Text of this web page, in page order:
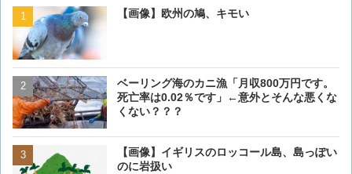
【画像】欧州の鳩、キモい
ベーリング海のカニ漁「月収800万円です。
死亡率は0.02％です」←意外とそんな悪くな
くない？？？
【画像】イギリスのロッコール島、島っぽい
のに岩扱い
【画像】欧州の鳩、キモい
【閲覧注意・画像】毛を剃
ぎるとワイ(35歳無職)の中
【画像】イギリスのロッコ